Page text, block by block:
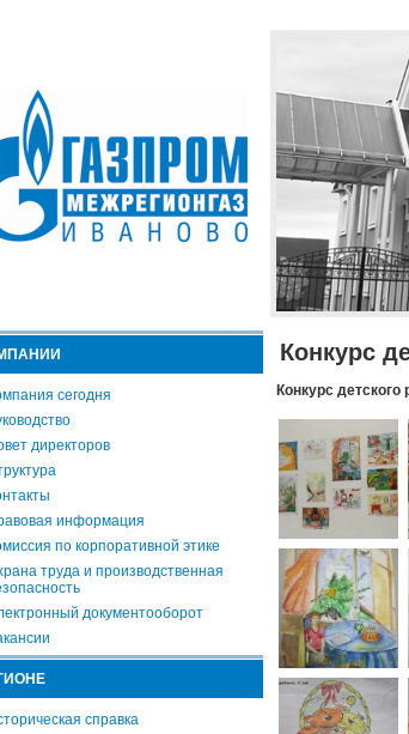
сегодня
директоров
информация
по корпоративной этике
труда и производственная
документооборот
справка
Конкурс
Конкурс